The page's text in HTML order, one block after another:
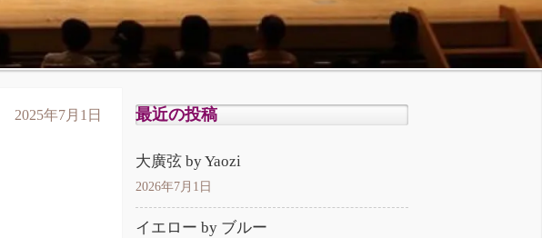
2025年7月1日 最近の投稿
大廣弦 by Yaozi
2026年7月1日
イエロー by ブルー